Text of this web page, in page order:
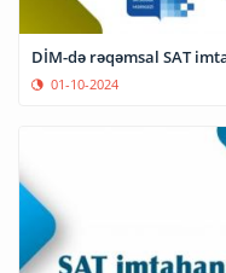
DİM-də rəqəmsal SAT
01-10-2024